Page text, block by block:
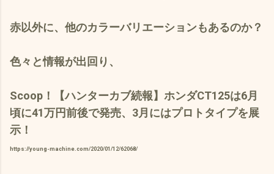
赤以外に、他のカラーバリエーションもあるのか？
色々と情報が出回り、
Scoop！【ハンターカブ続報】ホンダCT125は6月
頃に41万円前後で発売、3月にはプロトタイプを展
示！
https://young-machine.com/2020/01/12/62068/